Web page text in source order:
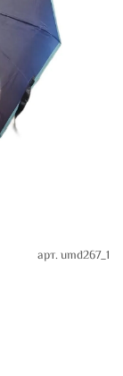
арт.umd267_1